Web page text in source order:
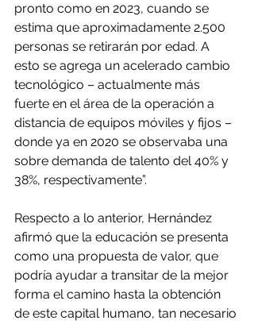
pronto como en 2023, cuando se
estima que aproximadamente 2.500
personas se retirarán por edad. A
esto se agrega un acelerado cambio
tecnológico – actualmente más
fuerte en el área de la operación a
distancia de equipos móviles y fijos –
donde ya en 2020 se observaba una
sobre demanda de talento del 40% y
38%, respectivamente”.
Respecto a lo anterior, Hernández
afirmó que la educación se presenta
como una propuesta de valor, que
podría ayudar a transitar de la mejor
forma el camino hasta la obtención
de este capital humano, tan necesario